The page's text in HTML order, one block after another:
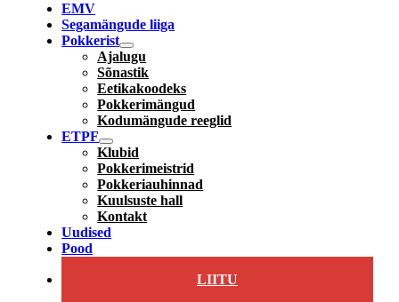
EMV
Segamängude liiga
Pokkerist
Ajalugu
Sõnastik
Eetikakoodeks
Pokkerimängud
Kodumängude reeglid
ETPF
Klubid
Pokkerimeistrid
Pokkeriauhinnad
Kuulsuste hall
Kontakt
Uudised
Pood
LIITU